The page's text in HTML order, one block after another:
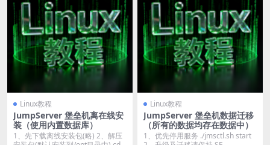
Linux教程
JumpServer 堡垒机离在线安
装（使用内置数据库）
1、先下载离线安装包(略) 2、解压
Linux教程
JumpServer 堡垒机数据迁移
（所有的数据均存在数据中）
1、优先停用服务 ./jmsctl.sh start